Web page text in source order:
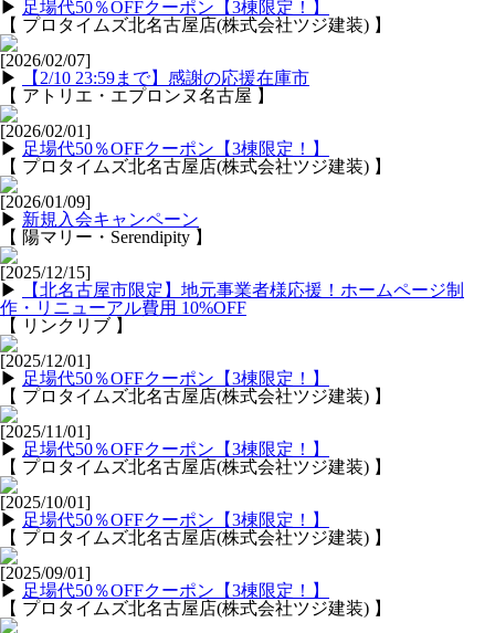
▶ 足場代50％OFFクーポン【3棟限定！】
【 プロタイムズ北名古屋店(株式会社ツジ建装) 】
[2026/02/07]
▶
【2/10 23:59まで】感謝の応援在庫市
【 アトリエ・エプロンヌ名古屋 】
[2026/02/01]
▶ 足場代50％OFFクーポン【3棟限定！】
【 プロタイムズ北名古屋店(株式会社ツジ建装) 】
[2026/01/09]
▶ 新規入会キャンペーン
【 陽マリー・Serendipity 】
[2025/12/15]
▶
【北名古屋市限定】地元事業者様応援！ホームページ制
作・リニューアル費用 10%OFF
【 リンクリブ 】
[2025/12/01]
▶ 足場代50％OFFクーポン【3棟限定！】
【 プロタイムズ北名古屋店(株式会社ツジ建装) 】
[2025/11/01]
▶ 足場代50％OFFクーポン【3棟限定！】
【 プロタイムズ北名古屋店(株式会社ツジ建装) 】
[2025/10/01]
▶ 足場代50％OFFクーポン【3棟限定！】
【 プロタイムズ北名古屋店(株式会社ツジ建装) 】
[2025/09/01]
▶ 足場代50％OFFクーポン【3棟限定！】
【 プロタイムズ北名古屋店(株式会社ツジ建装) 】